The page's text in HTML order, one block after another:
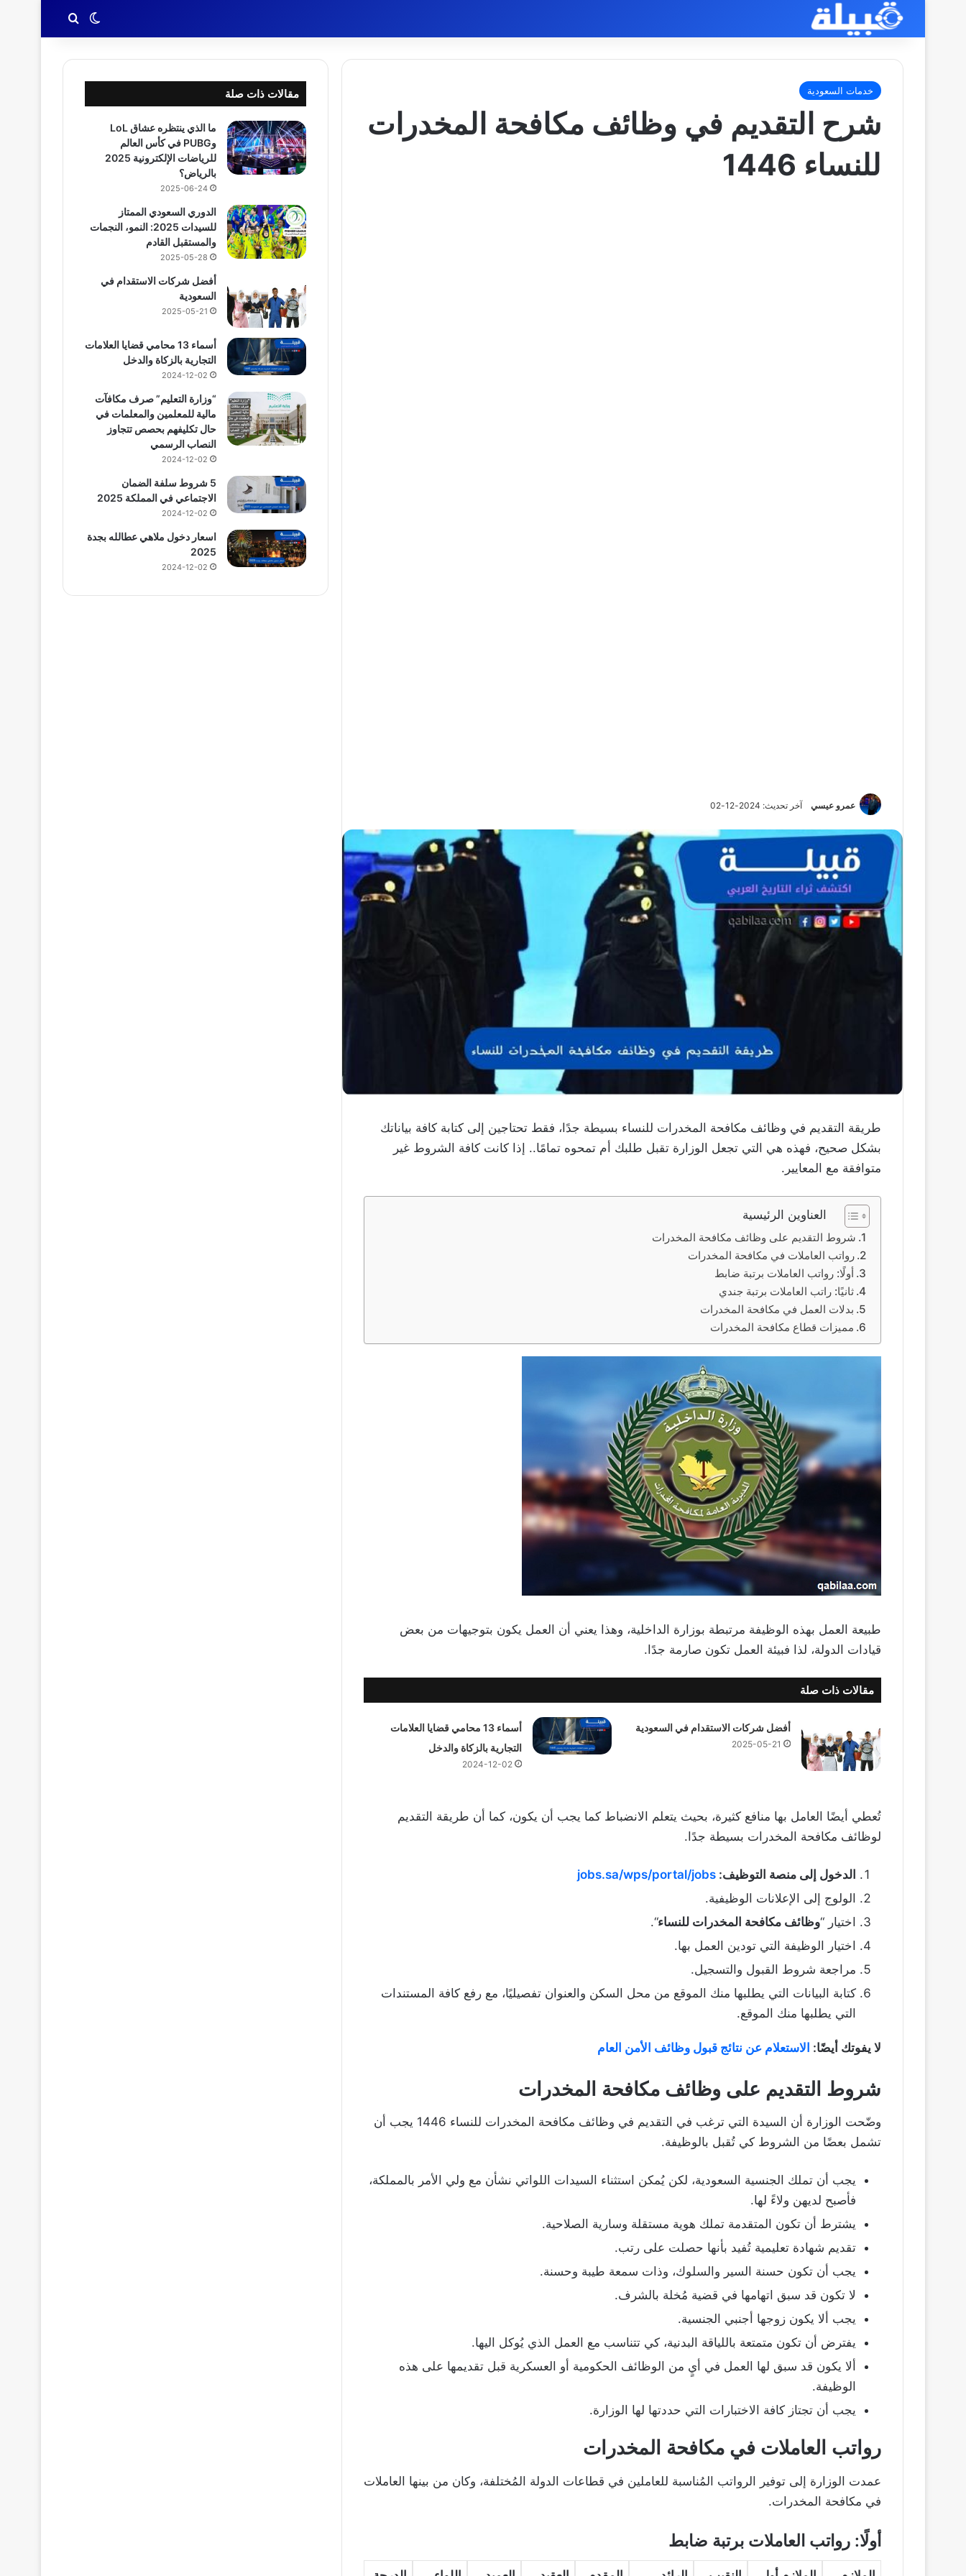
الوضع المظلم
بحث عن
خدمات السعودية
شرح التقديم في وظائف مكافحة المخدرات
للنساء 1446
عمرو عيسي آخر تحديث: 2024-12-02
طريقة التقديم في وظائف مكافحة المخدرات للنساء بسيطة جدًا، فقط تحتاجين إلى كتابة كافة بياناتك
بشكل صحيح، فهذه هي التي تجعل الوزارة تقبل طلبك أم تمحوه تمامًا.. إذا كانت كافة الشروط غير
متوافقة مع المعايير.
العناوين الرئيسية
شروط التقديم على وظائف مكافحة المخدرات
رواتب العاملات في مكافحة المخدرات
أولًا: رواتب العاملات برتبة ضابط
ثانيًا: راتب العاملات برتبة جندي
بدلات العمل في مكافحة المخدرات
مميزات قطاع مكافحة المخدرات
طبيعة العمل بهذه الوظيفة مرتبطة بوزارة الداخلية، وهذا يعني أن العمل يكون بتوجيهات من بعض
قيادات الدولة، لذا فبيئة العمل تكون صارمة جدًا.
مقالات ذات صلة
أفضل شركات الاستقدام في السعودية
2025-05-21
أسماء 13 محامي قضايا العلامات
التجارية بالزكاة والدخل
2024-12-02
تُعطي أيضًا العامل بها منافع كثيرة، بحيث يتعلم الانضباط كما يجب أن يكون، كما أن طريقة التقديم
لوظائف مكافحة المخدرات بسيطة جدًا.
الدخول إلى منصة التوظيف: jobs.sa/wps/portal/jobs
الولوج إلى الإعلانات الوظيفية.
اختيار “وظائف مكافحة المخدرات للنساء“.
اختيار الوظيفة التي تودين العمل بها.
مراجعة شروط القبول والتسجيل.
كتابة البيانات التي يطلبها منك الموقع من محل السكن والعنوان تفصيليًا، مع رفع كافة المستندات
التي يطلبها منك الموقع.
لا يفوتك أيضًا: الاستعلام عن نتائج قبول وظائف الأمن العام
شروط التقديم على وظائف مكافحة المخدرات
وضّحت الوزارة أن السيدة التي ترغب في التقديم في وظائف مكافحة المخدرات للنساء 1446 يجب أن
تشمل بعضًا من الشروط كي تُقبل بالوظيفة.
يجب أن تملك الجنسية السعودية، لكن يُمكن استثناء السيدات اللواتي نشأن مع ولي الأمر بالمملكة،
فأصبح لديهن ولاءً لها.
يشترط أن تكون المتقدمة تملك هوية مستقلة وسارية الصلاحية.
تقديم شهادة تعليمية تُفيد بأنها حصلت على رتب.
يجب أن تكون حسنة السير والسلوك، وذات سمعة طيبة وحسنة.
لا تكون قد سبق اتهامها في قضية مُخلة بالشرف.
يجب ألا يكون زوجها أجنبي الجنسية.
يفترض أن تكون متمتعة باللياقة البدنية، كي تتناسب مع العمل الذي يُوكل اليها.
ألا يكون قد سبق لها العمل في أيٍ من الوظائف الحكومية أو العسكرية قبل تقديمها على هذه
الوظيفة.
يجب أن تجتاز كافة الاختبارات التي حددتها لها الوزارة.
رواتب العاملات في مكافحة المخدرات
عمدت الوزارة إلى توفير الرواتب المُناسبة للعاملين في قطاعات الدولة المُختلفة، وكان من بينها العاملات
في مكافحة المخدرات.
أولًا: رواتب العاملات برتبة ضابط
مقالات ذات صلة
ما الذي ينتظره عشاق LoL
وPUBG في كأس العالم
للرياضات الإلكترونية 2025
بالرياض؟
2025-06-24
الدوري السعودي الممتاز
للسيدات 2025: النمو، النجمات
والمستقبل القادم
2025-05-28
أفضل شركات الاستقدام في
السعودية
2025-05-21
أسماء 13 محامي قضايا العلامات
التجارية بالزكاة والدخل
2024-12-02
“وزارة التعليم” صرف مكافآت
مالية للمعلمين والمعلمات في
حال تكليفهم بحصص تتجاوز
النصاب الرسمي
2024-12-02
5 شروط سلفة الضمان
الاجتماعي في المملكة 2025
2024-12-02
اسعار دخول ملاهي عطالله بجدة
2025
2024-12-02